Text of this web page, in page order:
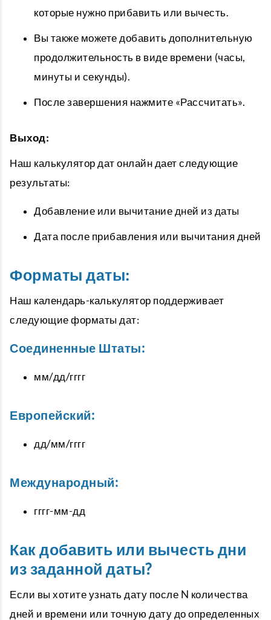
которые нужно прибавить или вычесть.
Вы также можете добавить дополнительную
продолжительность в виде времени (часы,
минуты и секунды).
После завершения нажмите «Рассчитать».
Выход:
Наш калькулятор дат онлайн дает следующие
результаты:
Добавление или вычитание дней из даты
Дата после прибавления или вычитания дней
Форматы даты:
Наш календарь-калькулятор поддерживает
следующие форматы дат:
Соединенные Штаты:
мм/дд/гггг
Европейский:
дд/мм/гггг
Международный:
гггг-мм-дд
Как добавить или вычесть дни
из заданной даты?
Если вы хотите узнать дату после N количества
дней и времени или точную дату до определенных